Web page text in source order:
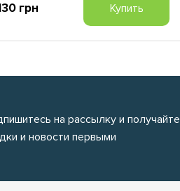
грн Купить
на рассылку и получайте
и новости первыми